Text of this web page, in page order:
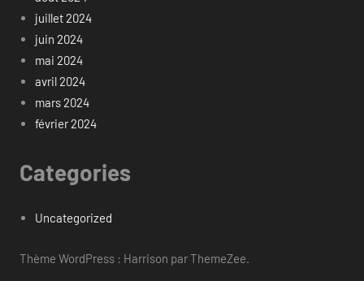
juillet 2024
juin 2024
mai 2024
avril 2024
mars 2024
février 2024
Categories
Uncategorized
Thème WordPress : Harrison par ThemeZee.